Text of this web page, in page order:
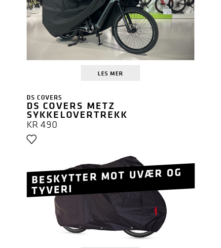
LES MER
BESKYTTER MOT UVÆR OG
TYVERI
DS COVERS
DS COVERS METZ
SYKKELOVERTREKK
KR490